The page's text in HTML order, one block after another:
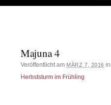
Majuna 4
Veröffentlicht am MÄRZ 7, 2016
Herbststurm im Frühling